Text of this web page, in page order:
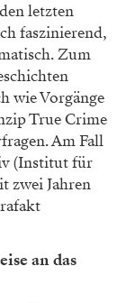
letzten
faszinierend,
Zum
wie Vorgänge
True Crime
Am Fall
(Institut für
zwei Jahren
an das